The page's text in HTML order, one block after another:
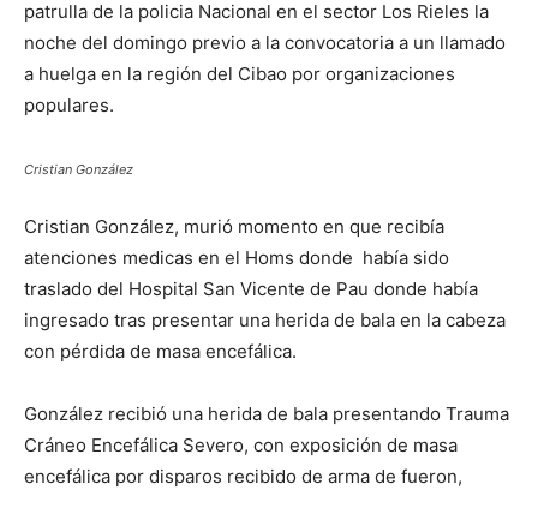
patrulla de la policia Nacional en el sector Los Rieles la
noche del domingo previo a la convocatoria a un llamado
a huelga en la región del Cibao por organizaciones
populares.
Cristian González
Cristian González, murió momento en que recibía
atenciones medicas en el Homs donde había sido
traslado del Hospital San Vicente de Pau donde había
ingresado tras presentar una herida de bala en la cabeza
con pérdida de masa encefálica.
González recibió una herida de bala presentando Trauma
Cráneo Encefálica Severo, con exposición de masa
encefálica por disparos recibido de arma de fueron,